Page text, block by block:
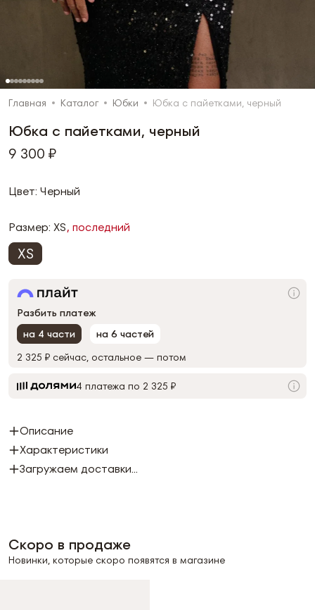
Главная Каталог Юбки Юбка с пайетками, черный
Юбка с пайетками, черный
9 300 ₽
Цвет: Черный
Размер: XS, последний
XS
Разбить платеж
на 4 части
на 6 частей
2 325 ₽ сейчас, остальное — потом
4 платежа по 2 325 ₽
Описание
Характеристики
Загружаем доставки...
Скоро в продаже
Новинки, которые скоро появятся в магазине